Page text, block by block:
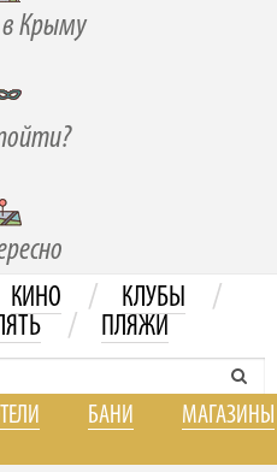
Крыму
КИНО / КЛУБЫ /
/ ПЛЯЖИ
БАНИ МАГАЗИНЫ